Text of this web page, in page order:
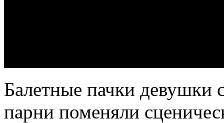
Балетные пачки девушки
парни поменяли